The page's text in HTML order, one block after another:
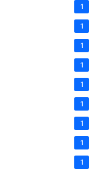
1
1
1
1
1
1
1
1
1